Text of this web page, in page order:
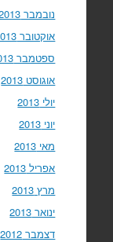
נובמבר 2013
אוקטובר 2013
ספטמבר 2013
אוגוסט 2013
יולי 2013
יוני 2013
מאי 2013
אפריל 2013
מרץ 2013
ינואר 2013
דצמבר 2012